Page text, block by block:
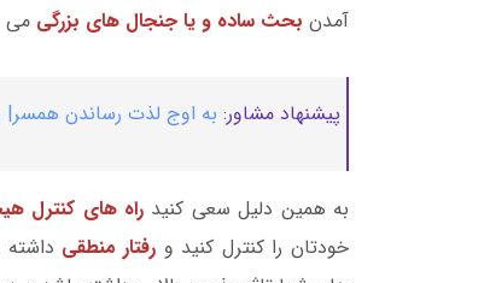
آمدن بحث ساده و یا جنجال های بزرگی می
پیشنهاد مشاور: به اوج لذت رساندن همسر|
به همین دلیل سعی کنید راه های کنترل
خودتان را کنترل کنید و رفتار منطقی